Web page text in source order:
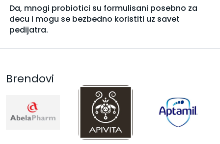
Da, mnogi probiotici su formulisani posebno za
decu i mogu se bezbedno koristiti uz savet
pedijatra.
Brendovi